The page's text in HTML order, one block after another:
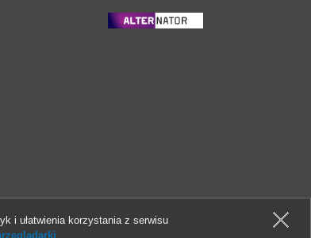
i ułatwienia korzystania z serwisu